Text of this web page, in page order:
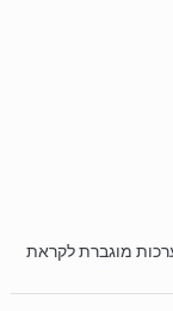
מוגברת לקראת